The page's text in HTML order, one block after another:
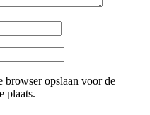
browser opslaan voor de
plaats.